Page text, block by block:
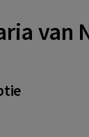
van